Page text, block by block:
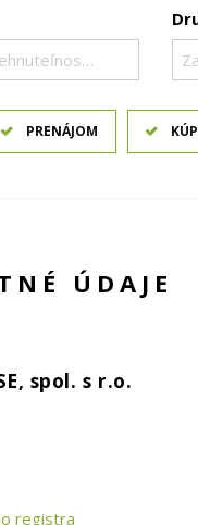
..
PRENÁJOM
ÚDAJE
spol. s r.o.
registra